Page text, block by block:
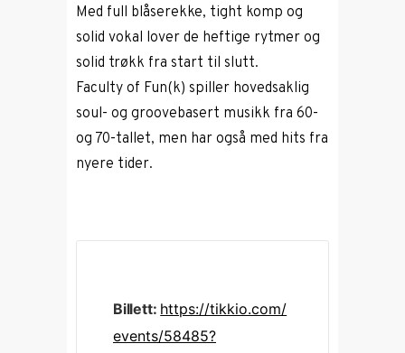
Med full blåserekke, tight komp og
solid vokal lover de heftige rytmer og
solid trøkk fra start til slutt.
Faculty of Fun(k) spiller hovedsaklig
soul- og groovebasert musikk fra 60-
og 70-tallet, men har også med hits fra
nyere tider.
Billett: https://tikkio.com/
events/58485?